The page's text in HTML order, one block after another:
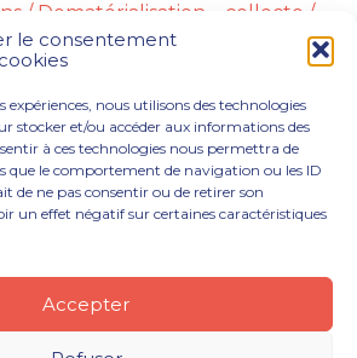
le consentement
expériences, nous utilisons des technologies
stocker et/ou accéder aux informations des
à ces technologies nous permettra de
que le comportement de navigation ou les ID
de ne pas consentir ou de retirer son
un effet négatif sur certaines caractéristiques
Accepter
/ Dematérialisation – collecte /
/ social & rh / meg-rh
DIGITAUX
NOTRE CABINET
ACTUALITÉS CONTACT